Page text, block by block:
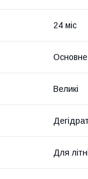
24 міс
Основне
Великі
Для